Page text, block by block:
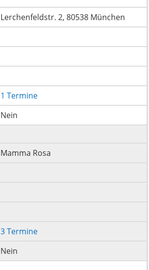
Lerchenfeldstr. 2, 80538 München
1 Termine
Nein
Mamma Rosa
3 Termine
Nein